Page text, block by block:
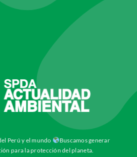
Perú y el mundo
Buscamos generar
para la protección del planeta.